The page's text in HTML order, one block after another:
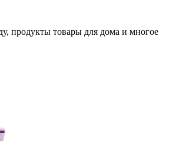
продукты товары для дома и многое